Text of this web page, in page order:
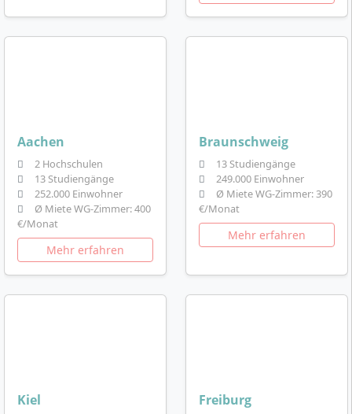
Aachen
2 Hochschulen
13 Studiengänge
252.000 Einwohner
Ø Miete WG-Zimmer: 400
€/Monat
Mehr erfahren
Braunschweig
13 Studiengänge
249.000 Einwohner
Ø Miete WG-Zimmer: 390
€/Monat
Mehr erfahren
Kiel Freiburg